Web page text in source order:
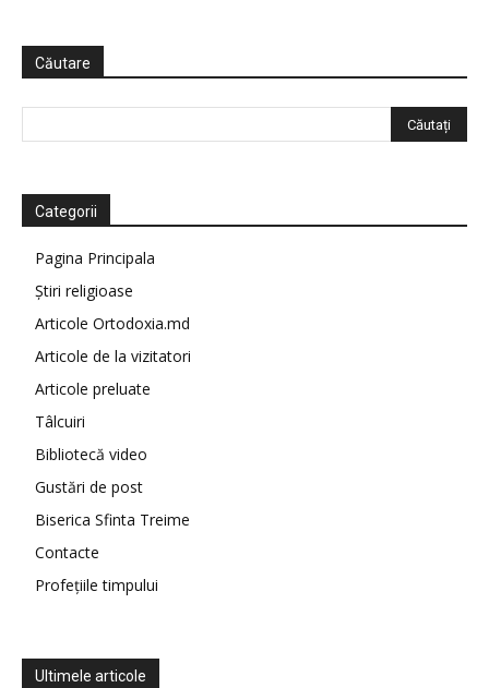
Căutare
Categorii
Pagina Principala
Știri religioase
Articole Ortodoxia.md
Articole de la vizitatori
Articole preluate
Tâlcuiri
Bibliotecă video
Gustări de post
Biserica Sfinta Treime
Contacte
Profețiile timpului
Ultimele articole